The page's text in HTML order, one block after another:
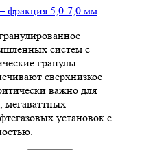
фракция 5,0-7,0 мм
систем с
гранулы
сверхнизкое
важно для
мегаваттных
установок с